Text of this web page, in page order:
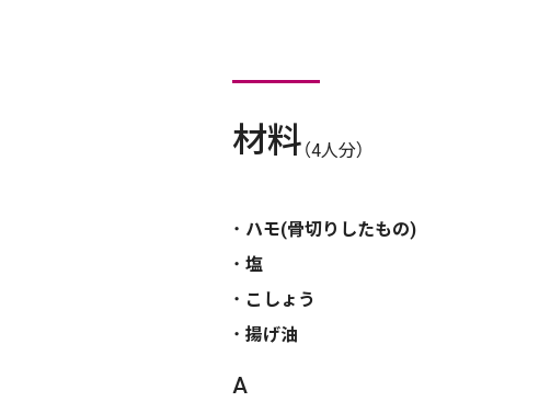
材料 （4人分）
ハモ(骨切りしたもの)
塩
こしょう
揚げ油
A